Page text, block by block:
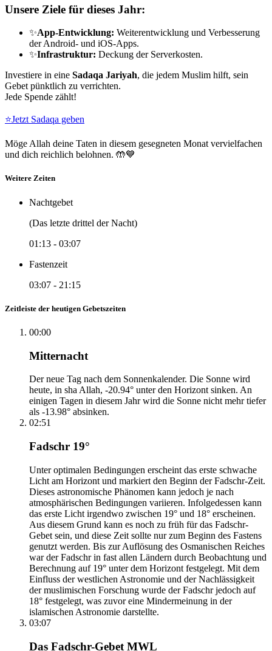
Unsere Ziele für dieses Jahr:
✨App-Entwicklung: Weiterentwicklung und Verbesserung
der Android- und iOS-Apps.
✨Infrastruktur: Deckung der Serverkosten.
Investiere in eine Sadaqa Jariyah, die jedem Muslim hilft, sein
Gebet pünktlich zu verrichten.
Jede Spende zählt!
⭐Jetzt Sadaqa geben
Möge Allah deine Taten in diesem gesegneten Monat vervielfachen
und dich reichlich belohnen. 🤲💙
Weitere Zeiten
Nachtgebet
(Das letzte drittel der Nacht)
01:13 - 03:07
Fastenzeit
03:07 - 21:15
Zeitleiste der heutigen Gebetszeiten
00:00
Mitternacht
Der neue Tag nach dem Sonnenkalender. Die Sonne wird
heute, in sha Allah, -20.94° unter den Horizont sinken. An
einigen Tagen in diesem Jahr wird die Sonne nicht mehr tiefer
als -13.98° absinken.
02:51
Fadschr 19°
Unter optimalen Bedingungen erscheint das erste schwache
Licht am Horizont und markiert den Beginn der Fadschr-Zeit.
Dieses astronomische Phänomen kann jedoch je nach
atmosphärischen Bedingungen variieren. Infolgedessen kann
das erste Licht irgendwo zwischen 19° und 18° erscheinen.
Aus diesem Grund kann es noch zu früh für das Fadschr-
Gebet sein, und diese Zeit sollte nur zum Beginn des Fastens
genutzt werden. Bis zur Auflösung des Osmanischen Reiches
war der Fadschr in fast allen Ländern durch Beobachtung und
Berechnung auf 19° unter dem Horizont festgelegt. Mit dem
Einfluss der westlichen Astronomie und der Nachlässigkeit
der muslimischen Forschung wurde der Fadschr jedoch auf
18° festgelegt, was zuvor eine Mindermeinung in der
islamischen Astronomie darstellte.
03:07
Das Fadschr-Gebet MWL